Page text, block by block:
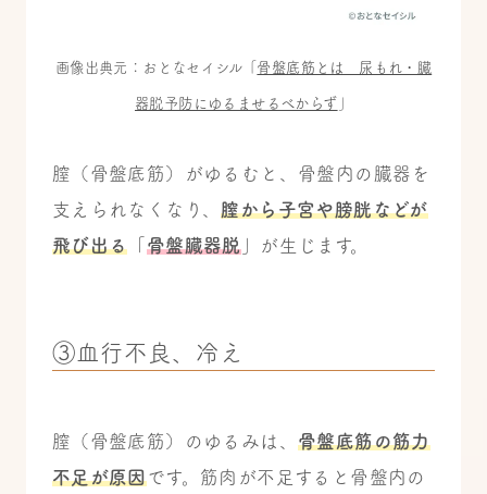
画像出典元：おとなセイシル「 骨盤底筋とは 尿もれ・臓
器脱予防にゆるませるべからず 」
膣（骨盤底筋）がゆるむと、骨盤内の臓器を
支えられなくなり、膣から子宮や膀胱などが
飛び出る
骨盤臓器脱」が生じます。
③血行不良、冷え
膣（骨盤底筋）のゆるみは、 骨盤底筋の筋力
不足が原因です。筋肉が不足すると骨盤内の